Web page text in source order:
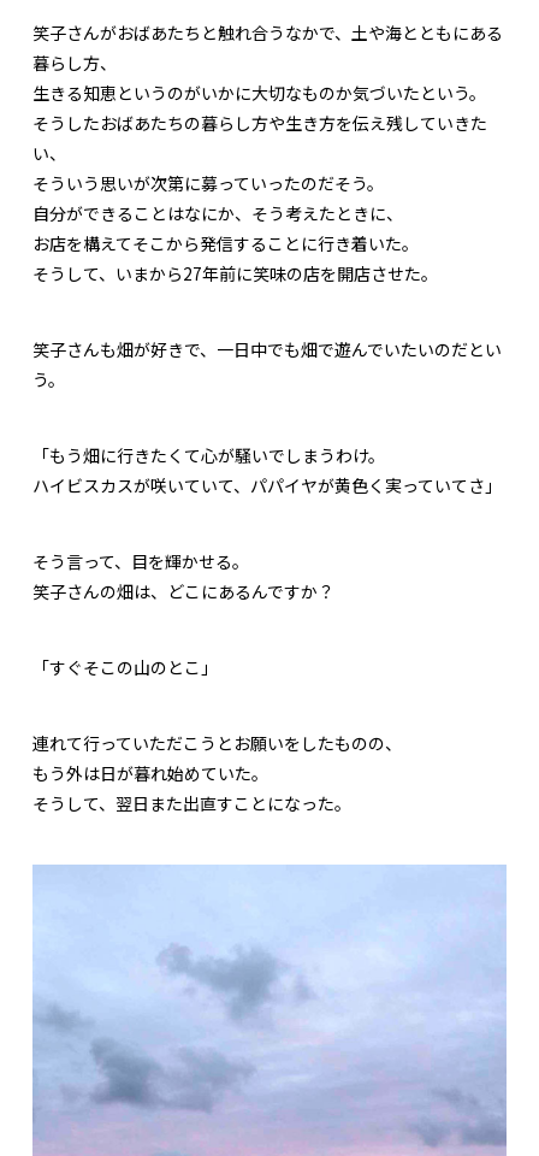
笑子さんがおばあたちと触れ合うなかで、土や海とともにある
暮らし方、
生きる知恵というのがいかに大切なものか気づいたという。
そうしたおばあたちの暮らし方や生き方を伝え残していきた
い、
そういう思いが次第に募っていったのだそう。
自分ができることはなにか、そう考えたときに、
お店を構えてそこから発信することに行き着いた。
そうして、いまから27年前に笑味の店を開店させた。
笑子さんも畑が好きで、一日中でも畑で遊んでいたいのだとい
う。
「もう畑に行きたくて心が騒いでしまうわけ。
ハイビスカスが咲いていて、パパイヤが黄色く実っていてさ」
そう言って、目を輝かせる。
笑子さんの畑は、どこにあるんですか？
「すぐそこの山のとこ」
連れて行っていただこうとお願いをしたものの、
もう外は日が暮れ始めていた。
そうして、翌日また出直すことになった。